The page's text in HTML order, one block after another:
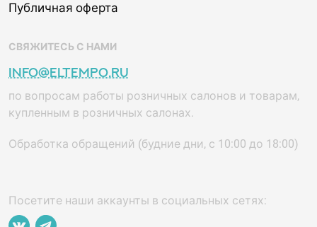
Публичная оферта
СВЯЖИТЕСЬ С НАМИ
info@eltempo.ru
по вопросам работы розничных салонов и товарам,
купленным в розничных салонах.
Обработка обращений (будние дни, с 10:00 до 18:00)
Посетите наши аккаунты в социальных сетях: